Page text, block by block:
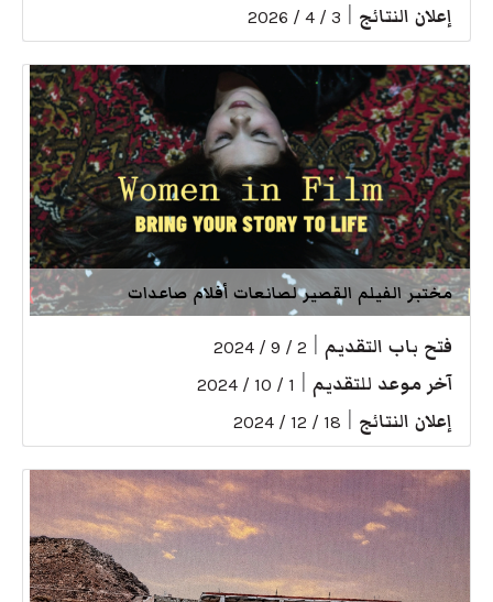
إعلان النتائج 3 / 4 / 2026
مختبر الفيلم القصير لصانعات أفلام صاعدات
فتح باب التقديم 2 / 9 / 2024
آخر موعد للتقديم 1 / 10 / 2024
إعلان النتائج 18 / 12 / 2024